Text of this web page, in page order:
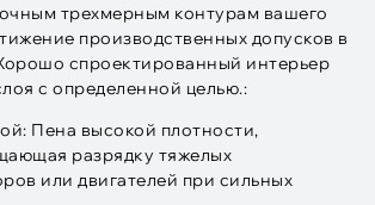
трехмерным контурам вашего
производственных допусков в
спроектированный интерьер
с определенной целью.:​
Пена высокой плотности,
разрядку тяжелых
или двигателей при сильных